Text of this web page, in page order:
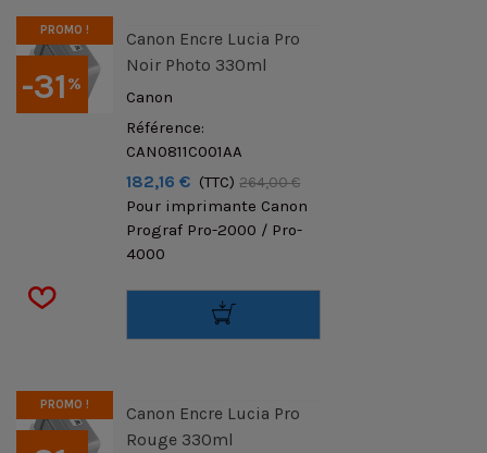
-31 %
PROMO !
Canon Encre Lucia Pro
Noir Photo 330ml
Canon
Référence:
CAN0811C001AA
182,16 € (TTC) 264,00 €
Pour imprimante Canon
Prograf Pro-2000 / Pro-
4000
PROMO !
Canon Encre Lucia Pro
Rouge 330ml